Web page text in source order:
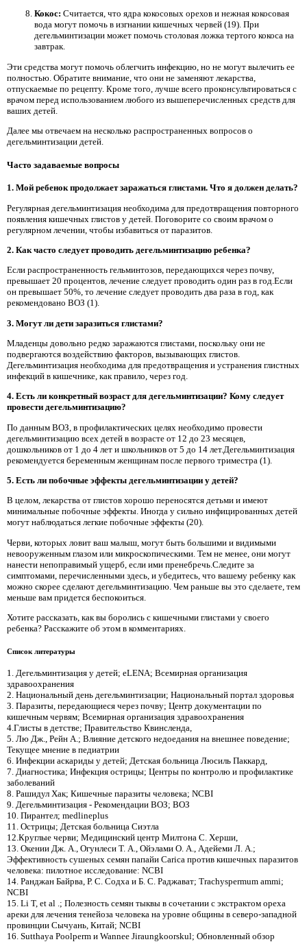
Кокос: Считается, что ядра кокосовых орехов и нежная кокосовая
вода могут помочь в изгнании кишечных червей (19). При
дегельминтизации может помочь столовая ложка тертого кокоса на
завтрак.
Эти средства могут помочь облегчить инфекцию, но не могут вылечить ее
полностью. Обратите внимание, что они не заменяют лекарства,
отпускаемые по рецепту. Кроме того, лучше всего проконсультироваться с
врачом перед использованием любого из вышеперечисленных средств для
ваших детей.
Далее мы отвечаем на несколько распространенных вопросов о
дегельминтизации детей.
Часто задаваемые вопросы
1. Мой ребенок продолжает заражаться глистами. Что я должен делать?
Регулярная дегельминтизация необходима для предотвращения повторного
появления кишечных глистов у детей. Поговорите со своим врачом о
регулярном лечении, чтобы избавиться от паразитов.
2. Как часто следует проводить дегельминтизацию ребенка?
Если распространенность гельминтозов, передающихся через почву,
превышает 20 процентов, лечение следует проводить один раз в год.Если
он превышает 50%, то лечение следует проводить два раза в год, как
рекомендовано ВОЗ (1).
3. Могут ли дети заразиться глистами?
Младенцы довольно редко заражаются глистами, поскольку они не
подвергаются воздействию факторов, вызывающих глистов.
Дегельминтизация необходима для предотвращения и устранения глистных
инфекций в кишечнике, как правило, через год.
4. Есть ли конкретный возраст для дегельминтизации? Кому следует
провести дегельминтизацию?
По данным ВОЗ, в профилактических целях необходимо провести
дегельминтизацию всех детей в возрасте от 12 до 23 месяцев,
дошкольников от 1 до 4 лет и школьников от 5 до 14 лет.Дегельминтизация
рекомендуется беременным женщинам после первого триместра (1).
5. Есть ли побочные эффекты дегельминтизации у детей?
В целом, лекарства от глистов хорошо переносятся детьми и имеют
минимальные побочные эффекты. Иногда у сильно инфицированных детей
могут наблюдаться легкие побочные эффекты (20).
Черви, которых ловит ваш малыш, могут быть большими и видимыми
невооруженным глазом или микроскопическими. Тем не менее, они могут
нанести непоправимый ущерб, если ими пренебречь.Следите за
симптомами, перечисленными здесь, и убедитесь, что вашему ребенку как
можно скорее сделают дегельминтизацию. Чем раньше вы это сделаете, тем
меньше вам придется беспокоиться.
Хотите рассказать, как вы боролись с кишечными глистами у своего
ребенка? Расскажите об этом в комментариях.
Список литературы
1. Дегельминтизация у детей; eLENA; Всемирная организация
здравоохранения
2. Национальный день дегельминтизации; Национальный портал здоровья
3. Паразиты, передающиеся через почву; Центр документации по
кишечным червям; Всемирная организация здравоохранения
4.Глисты в детстве; Правительство Квинсленда,
5. Лю Дж., Рейн А.; Влияние детского недоедания на внешнее поведение;
Текущее мнение в педиатрии
6. Инфекции аскариды у детей; Детская больница Люсиль Паккард,
7. Диагностика; Инфекция острицы; Центры по контролю и профилактике
заболеваний
8. Рашидул Хак; Кишечные паразиты человека; NCBI
9. Дегельминтизация - Рекомендации ВОЗ; ВОЗ
10. Пирантел; medlineplus
11. Острицы; Детская больница Сиэтла
12.Круглые черви; Медицинский центр Милтона С. Херши,
13. Окении Дж. А., Огунлеси Т. А., Ойэлами О. А., Адейеми Л. А.;
Эффективность сушеных семян папайи Carica против кишечных паразитов
человека: пилотное исследование: NCBI
14. Ранджан Байрва, Р. С. Содха и Б. С. Раджават; Trachyspermum ammi;
NCBI
15. Li T, et al .; Полезность семян тыквы в сочетании с экстрактом ореха
ареки для лечения тенейоза человека на уровне общины в северо-западной
провинции Сычуань, Китай; NCBI
16. Sutthaya Poolperm и Wannee Jiraungkoorskul; Обновленный обзор